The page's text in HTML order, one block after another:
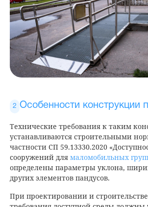
Особенности конструкции
Технические требования к таким
устанавливаются строительными
частности СП 59.13330.2020
сооружений для маломобильных
определены параметры уклона,
других элементов пандусов.
При проектировании и